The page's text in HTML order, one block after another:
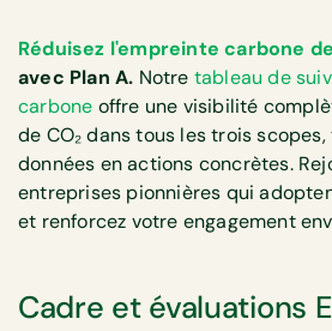
Réduisez l'empreinte carbone
avec Plan A. Notre tableau de
carbone offre une visibilité
de CO₂ dans tous les trois
données en actions concrètes.
entreprises pionnières qui
et renforcez votre engagement
Cadre et évaluations